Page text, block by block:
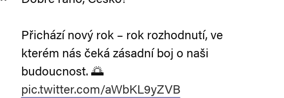
Přichází nový rok – rok rozhodnutí, ve
kterém nás čeká zásadní boj o naši
budoucnost. 🌅
pic.twitter.com/aWbKL9yZVB